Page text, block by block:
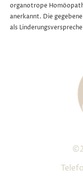
organotrope
anerkannt. Die
als